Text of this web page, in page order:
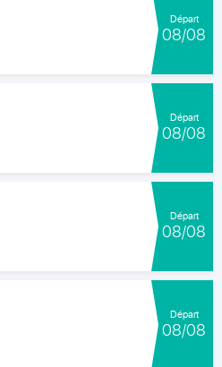
Départ
08/08
Départ
08/08
Départ
08/08
Départ
08/08